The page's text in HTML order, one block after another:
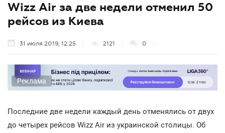
Wizz Air за две недели отменил 50
рейсов из Киева
31 июля 2019, 12:25 2121 0
Реклама
Последние две недели каждый день отменялись от двух
до четырех рейсов Wizz Air из украинской столицы. Об